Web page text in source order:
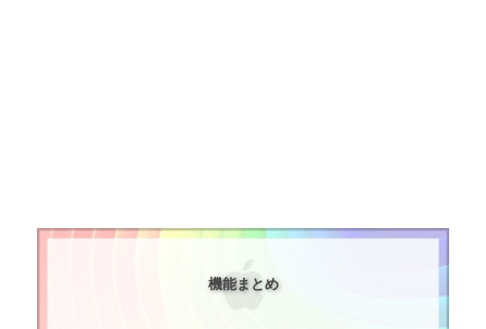
機能まとめ